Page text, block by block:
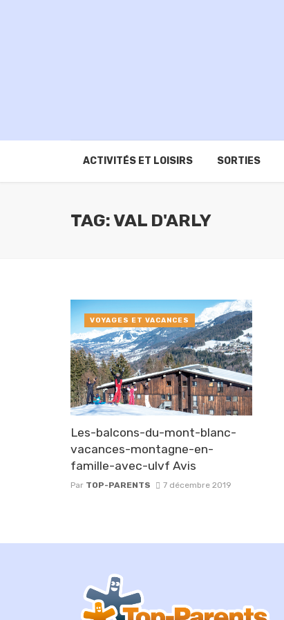
ACTIVITÉS ET LOISIRS SORTIES
TAG: VAL D'ARLY
Les-balcons-du-mont-blanc-
vacances-montagne-en-
famille-avec-ulvf Avis
Par TOP-PARENTS 7 décembre 2019
VOYAGES ET VACANCES